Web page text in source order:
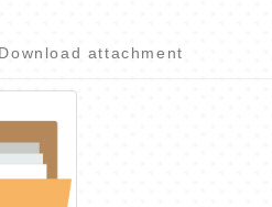
Download attachment